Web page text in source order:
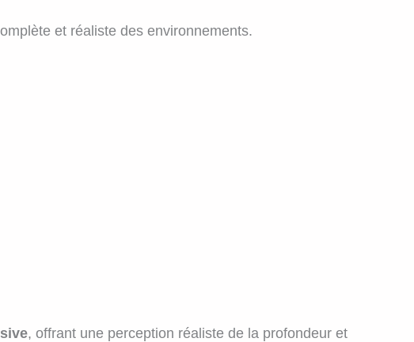
et réaliste des environnements.
, offrant une perception réaliste de la profondeur et